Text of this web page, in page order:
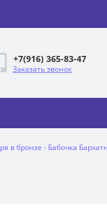
+7(916) 365-83-47
Заказать звонок
в бронзе - Бабочка